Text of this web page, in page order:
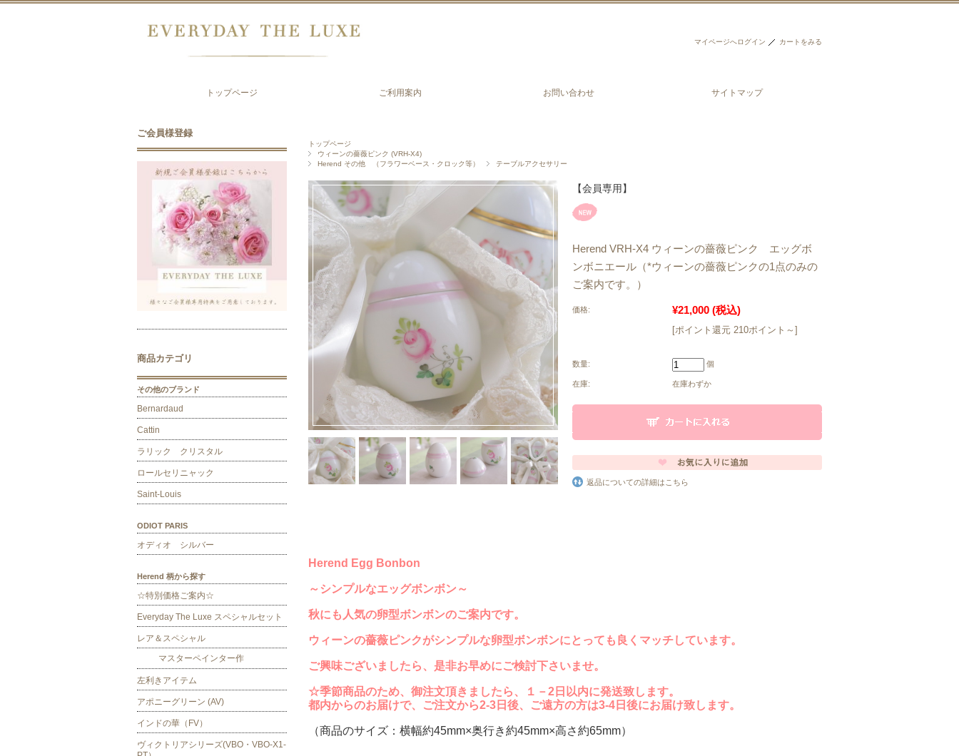
マイページへログイン カートをみる
トップページ ご利用案内 お問い合わせ サイトマップ
トップページ
ウィーンの薔薇ピンク (VRH-X4)
Herend その他 （フラワーベース・クロック等）
テーブルアクセサリー
【会員専用】
Herend VRH-X4 ウィーンの薔薇ピンク エッグボ
ンボニエール（*ウィーンの薔薇ピンクの1点のみの
ご案内です。）
価格: ¥21,000 (税込)
[ポイント還元 210ポイント～]
数量: 個
在庫: 在庫わずか
返品についての詳細はこちら
Herend Egg Bonbon
～シンプルなエッグボンボン～
秋にも人気の卵型ボンボンのご案内です。
ウィーンの薔薇ピンクがシンプルな卵型ボンボンにとっても良くマッチしています。
ご興味ございましたら、是非お早めにご検討下さいませ。
☆季節商品のため、御注文頂きましたら、１－2日以内に発送致します。
都内からのお届けで、ご注文から2-3日後、ご遠方の方は3-4日後にお届け致します。
（商品のサイズ：横幅約45mm×奥行き約45mm×高さ約65mm）
ご会員様登録
商品カテゴリ
その他のブランド
Bernardaud
Cattin
ラリック クリスタル
ロールセリニャック
Saint-Louis
ODIOT PARIS
オディオ シルバー
Herend 柄から探す
☆特別価格ご案内☆
Everyday The Luxe スペシャルセット
レア＆スペシャル
マスターペインター作
左利きアイテム
アポニーグリーン (AV)
インドの華（FV）
ヴィクトリアシリーズ(VBO・VBO-X1-